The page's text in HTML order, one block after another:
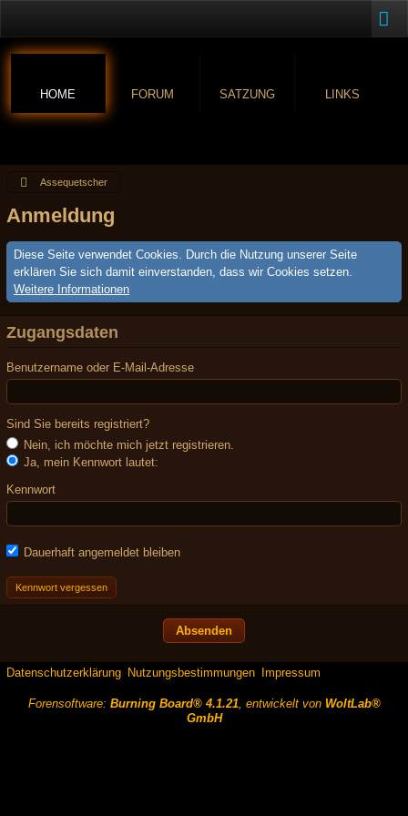
HOME FORUM SATZUNG LINKS
Assequetscher
Anmeldung
Diese Seite verwendet Cookies. Durch die Nutzung unserer Seite
erklären Sie sich damit einverstanden, dass wir Cookies setzen.
Weitere Informationen
Zugangsdaten
Benutzername oder E-Mail-Adresse
Sind Sie bereits registriert?
Nein, ich möchte mich jetzt registrieren.
Ja, mein Kennwort lautet:
Kennwort
Dauerhaft angemeldet bleiben
Kennwort vergessen
Datenschutzerklärung Nutzungsbestimmungen Impressum
Forensoftware: Burning Board® 4.1.21, entwickelt von WoltLab®
GmbH